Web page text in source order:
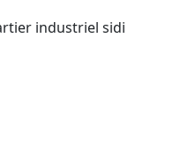
industriel sidi